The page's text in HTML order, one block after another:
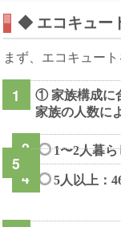
◆ エコキュー
まず、エコキュー
① 家族構成に
家族の人数に
1〜2人暮
5人以上：